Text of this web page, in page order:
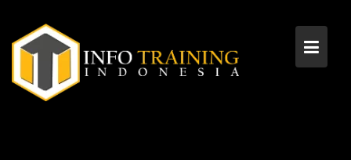
content